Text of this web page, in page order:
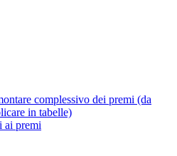
complessivo dei premi (da
in tabelle)
ai premi